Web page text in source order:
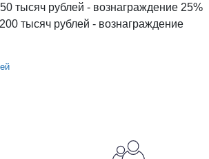
тысяч рублей - вознаграждение 25%
тысяч рублей - вознаграждение